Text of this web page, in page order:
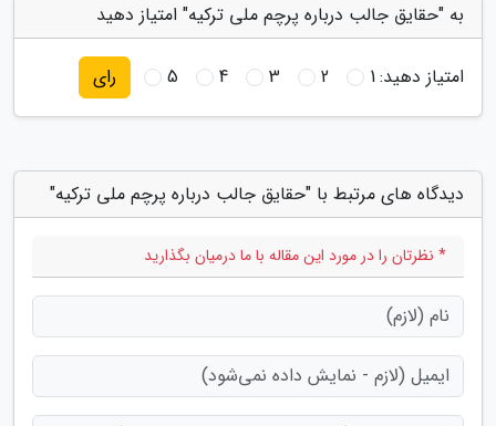
به "حقایق جالب درباره پرچم ملی ترکیه" امتیاز دهید
امتیاز دهید:1
2
3
4
5 رای
دیدگاه های مرتبط با "حقایق جالب درباره پرچم ملی ترکیه"
* نظرتان را در مورد این مقاله با ما درمیان بگذارید